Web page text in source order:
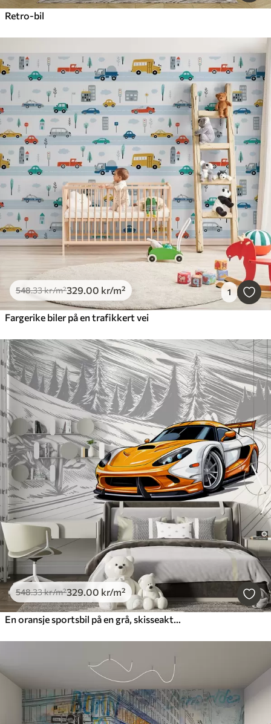
Retro-bil
548.33kr/m²329.00 kr/m² 1
Fargerike biler på en trafikkert vei
548.33kr/m²329.00 kr/m²
En oransje sportsbil på en grå, skisseaktig veibakgrunn blant fjell og grantrær. For å dekorere et gutterom